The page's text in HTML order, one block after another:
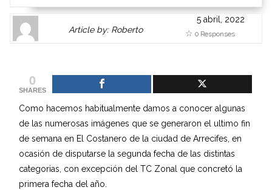
Author
Gravatar
link
Author
page.
Article by: Roberto
or
other
works.
admin
5 abril, 2022
0 Responses
0
SHARES
Como hacemos habitualmente damos a conocer algunas
de las numerosas imágenes que se generaron el ultimo fin
de semana en El Costanero de la ciudad de Arrecifes, en
ocasión de disputarse la segunda fecha de las distintas
categorias, con excepción del TC Zonal que concretó la
primera fecha del año.